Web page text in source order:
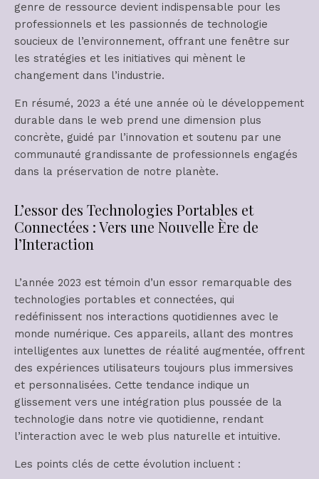
genre de ressource devient indispensable pour les
professionnels et les passionnés de technologie
soucieux de l’environnement, offrant une fenêtre sur
les stratégies et les initiatives qui mènent le
changement dans l’industrie.
En résumé, 2023 a été une année où le développement
durable dans le web prend une dimension plus
concrète, guidé par l’innovation et soutenu par une
communauté grandissante de professionnels engagés
dans la préservation de notre planète.
L’essor des Technologies Portables et
Connectées : Vers une Nouvelle Ère de
l’Interaction
L’année 2023 est témoin d’un essor remarquable des
technologies portables et connectées, qui
redéfinissent nos interactions quotidiennes avec le
monde numérique. Ces appareils, allant des montres
intelligentes aux lunettes de réalité augmentée, offrent
des expériences utilisateurs toujours plus immersives
et personnalisées. Cette tendance indique un
glissement vers une intégration plus poussée de la
technologie dans notre vie quotidienne, rendant
l’interaction avec le web plus naturelle et intuitive.
Les points clés de cette évolution incluent :